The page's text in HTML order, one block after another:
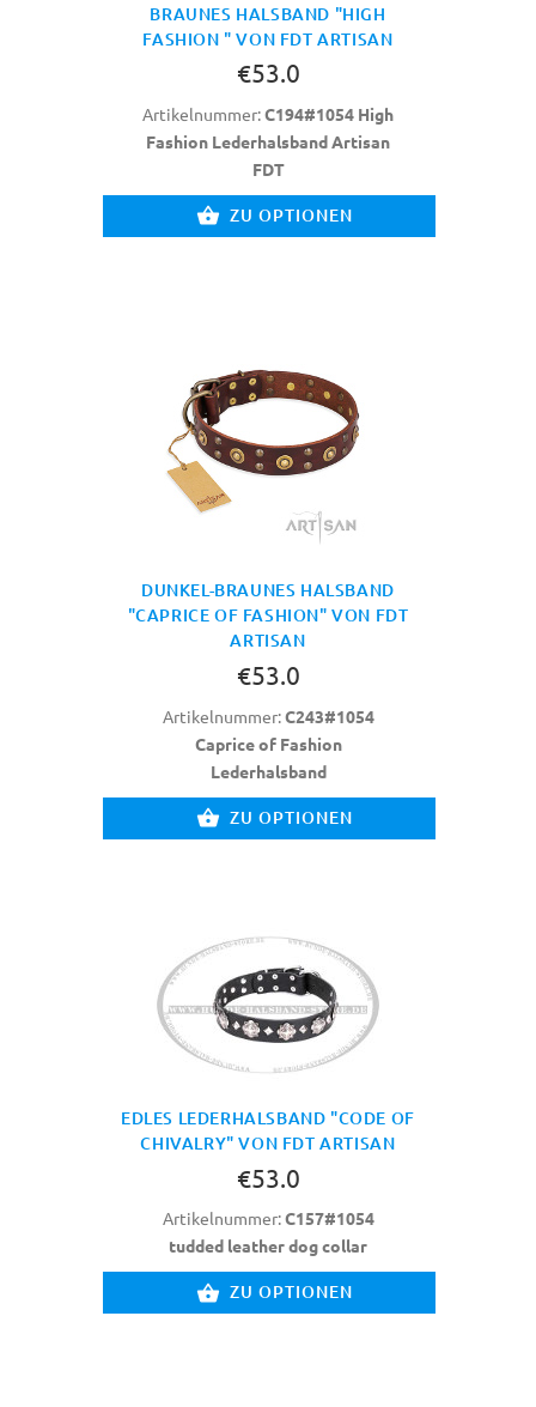
BRAUNES HALSBAND "HIGH
FASHION " VON FDT ARTISAN
€53.0
Artikelnummer:C194#1054 High
Fashion Lederhalsband Artisan
FDT
ZU OPTIONEN
DUNKEL-BRAUNES HALSBAND
"CAPRICE OF FASHION" VON FDT
ARTISAN
€53.0
Artikelnummer:C243#1054
Caprice of Fashion
Lederhalsband
ZU OPTIONEN
EDLES LEDERHALSBAND "CODE OF
CHIVALRY" VON FDT ARTISAN
€53.0
Artikelnummer:C157#1054
tudded leather dog collar
ZU OPTIONEN